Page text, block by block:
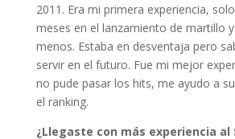
2011. Era mi primera experiencia,
meses en el lanzamiento de martillo
menos. Estaba en desventaja pero
servir en el futuro. Fue mi mejor
no pude pasar los hits, me ayudo a
el ranking.
¿Llegaste con más experiencia al